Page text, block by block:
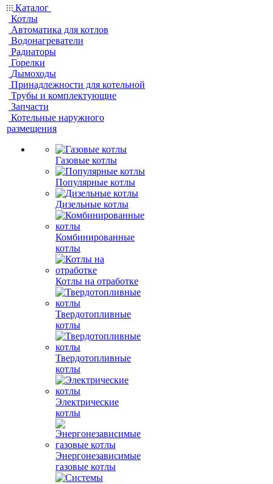
Каталог
Котлы
Автоматика для котлов
Водонагреватели
Радиаторы
Горелки
Дымоходы
Принадлежности для котельной
Трубы и комплектующие
Запчасти
Котельные наружного
размещения
Газовые котлы
Популярные котлы
Дизельные котлы
Комбинированные
котлы
Котлы на отработке
Твердотопливные
котлы
Твердотопливные
котлы
Электрические
котлы
Энергонезависимые
газовые котлы